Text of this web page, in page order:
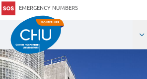
EMERGENCY NUMBERS